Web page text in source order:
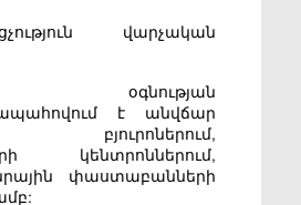
վարչական
օգնության
ապահովում է անվճար
բյուրոներում,
կենտրոններում,
փաստաբանների